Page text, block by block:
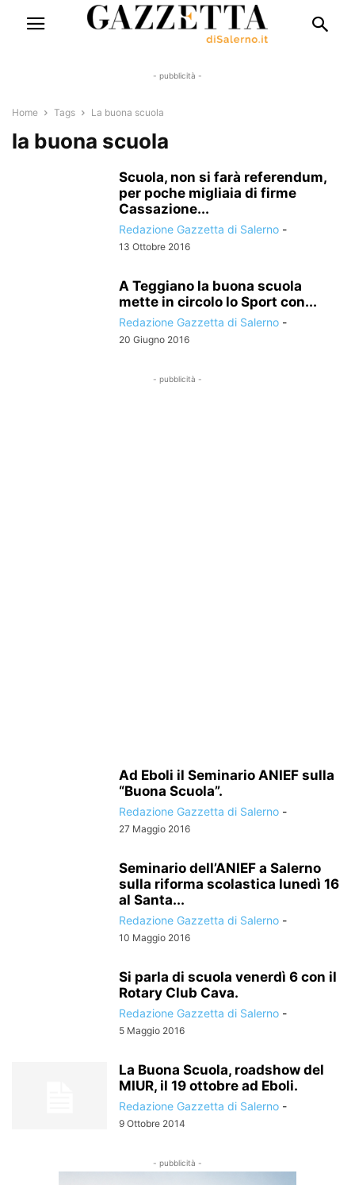
- pubblicità -
Home Tags La buona scuola
la buona scuola
Scuola, non si farà referendum,
per poche migliaia di firme
Cassazione...
Redazione Gazzetta di Salerno -
13 Ottobre 2016
A Teggiano la buona scuola
mette in circolo lo Sport con...
Redazione Gazzetta di Salerno -
20 Giugno 2016
- pubblicità -
Ad Eboli il Seminario ANIEF sulla
“Buona Scuola”.
Redazione Gazzetta di Salerno -
27 Maggio 2016
Seminario dell’ANIEF a Salerno
sulla riforma scolastica lunedì 16
al Santa...
Redazione Gazzetta di Salerno -
10 Maggio 2016
Si parla di scuola venerdì 6 con il
Rotary Club Cava.
Redazione Gazzetta di Salerno -
5 Maggio 2016
La Buona Scuola, roadshow del
MIUR, il 19 ottobre ad Eboli.
Redazione Gazzetta di Salerno -
9 Ottobre 2014
- pubblicità -